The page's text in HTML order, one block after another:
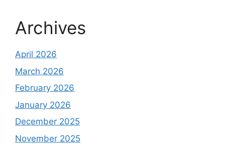
Archives
April 2026
March 2026
February 2026
January 2026
December 2025
November 2025